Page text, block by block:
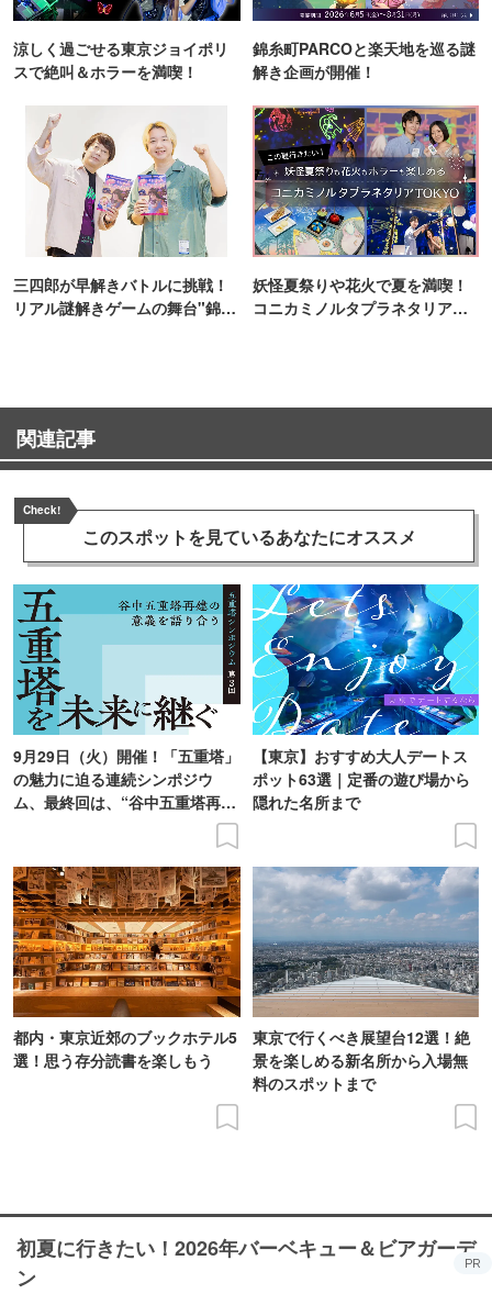
涼しく過ごせる東京ジョイポリ
スで絶叫＆ホラーを満喫！
錦糸町PARCOと楽天地を巡る謎
解き企画が開催！
三四郎が早解きバトルに挑戦！
リアル謎解きゲームの舞台"錦糸
妖怪夏祭りや花火で夏を満喫！
コニカミノルタプラネタリア
関連記事
Check!
このスポットを見ているあなたにオススメ
9月29日（火）開催！「五重塔」
の魅力に迫る連続シンポジウ
ム、最終回は、“谷中五重塔再建
【東京】おすすめ大人デートス
ポット63選｜定番の遊び場から
隠れた名所まで
都内・東京近郊のブックホテル5
選！思う存分読書を楽しもう
東京で行くべき展望台12選！絶
景を楽しめる新名所から入場無
料のスポットまで
初夏に行きたい！2026年バーベキュー＆ビアガーデ
ン
PR